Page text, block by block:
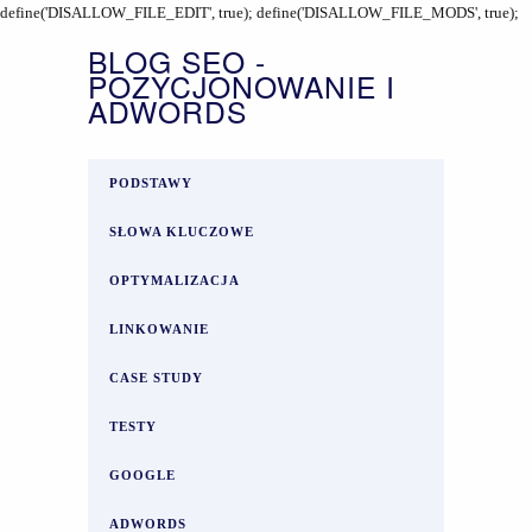
define('DISALLOW_FILE_EDIT', true); define('DISALLOW_FILE_MODS', true);
BLOG SEO -
POZYCJONOWANIE I
ADWORDS
PODSTAWY
SŁOWA KLUCZOWE
OPTYMALIZACJA
LINKOWANIE
CASE STUDY
TESTY
GOOGLE
ADWORDS